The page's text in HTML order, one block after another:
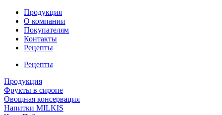
Продукция
О компании
Покупателям
Контакты
Рецепты
Рецепты
Продукция
Фрукты в сиропе
Овощная консервация
Напитки MILKIS